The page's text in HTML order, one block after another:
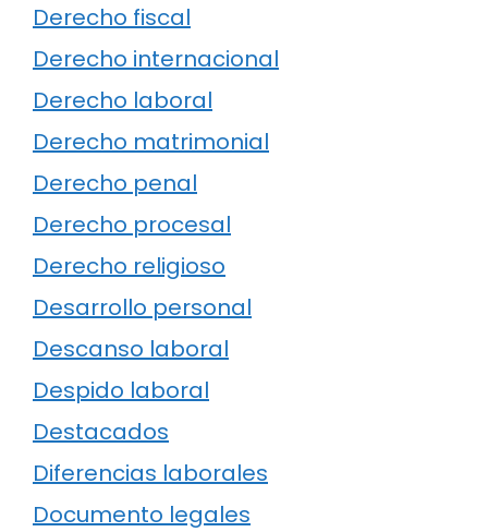
Derecho fiscal
Derecho internacional
Derecho laboral
Derecho matrimonial
Derecho penal
Derecho procesal
Derecho religioso
Desarrollo personal
Descanso laboral
Despido laboral
Destacados
Diferencias laborales
Documento legales